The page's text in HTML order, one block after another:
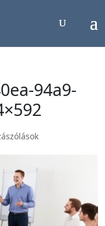
94a9-